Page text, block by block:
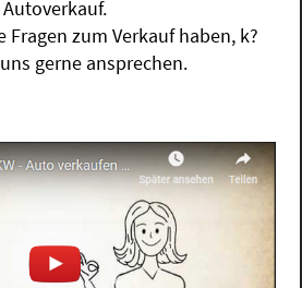
Autoverkauf.
Fragen zum Verkauf haben, k?
gerne ansprechen.